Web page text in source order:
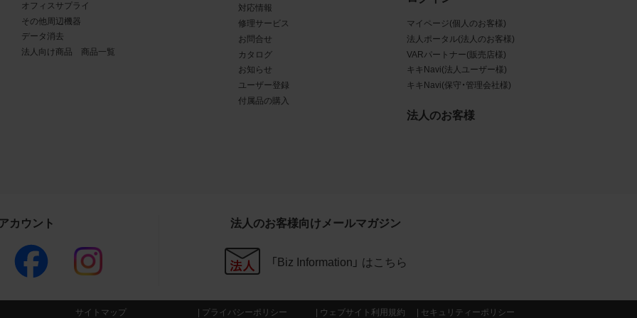
写真データ利用規約の違反
真データ利用規約に違反した場合、お客様は直ちに商品写真データ
を中止し、消去するものとします。また、商品写真データ利用規約に
たことにより、当社に損害が生じた場合、お客様はその損害を賠償す
CAD図データ利用規約
の帰属
託する第三者に帰属することに同意します。
オフィスサプライ
その他周辺機器
データ消去
法人向け商品 商品一覧
対応情報
修理サービス
お問合せ
カタログ
お知らせ
ユーザー登録
付属品の購入
マイページ(個人のお客様)
法人ポータル(法人のお客様)
VARパートナー(販売店様)
キキNavi(法人ユーザー様)
キキNavi(保守・管理会社様)
法人のお客様
カウント 法人のお客様向けメールマガジン
「Biz Information」 はこちら
サイトマップ プライバシーポリシー ウェブサイト利用規約 セキュリティーポリシー